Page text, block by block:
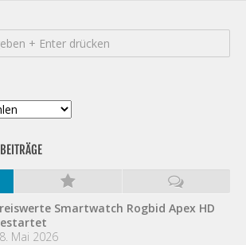
Smartwatch Rogbid Apex HD
Mai 2026